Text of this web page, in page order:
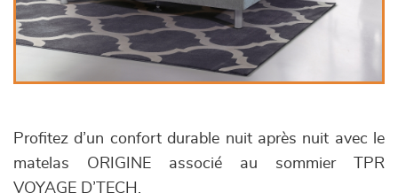
Profitez d’un confort durable nuit après nuit avec le
matelas ORIGINE associé au sommier TPR
VOYAGE D’TECH.